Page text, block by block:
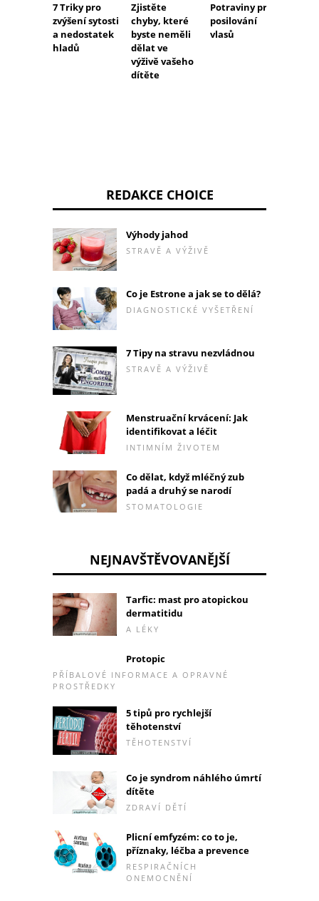
7 Triky pro
zvýšení sytosti
a nedostatek
hladů
Zjistěte
chyby, které
byste neměli
dělat ve
výživě vašeho
dítěte
Potraviny pro
posilování
vlasů
REDAKCE CHOICE
Výhody jahod
STRAVĚ A VÝŽIVĚ
Co je Estrone a jak se to dělá?
DIAGNOSTICKÉ VYŠETŘENÍ
7 Tipy na stravu nezvládnou
STRAVĚ A VÝŽIVĚ
Menstruační krvácení: Jak
identifikovat a léčit
INTIMNÍM ŽIVOTEM
Co dělat, když mléčný zub
padá a druhý se narodí
STOMATOLOGIE
NEJNAVŠTĚVOVANĚJŠÍ
Tarfic: mast pro atopickou
dermatitidu
A LÉKY
Protopic
PŘÍBALOVÉ INFORMACE A OPRAVNÉ
PROSTŘEDKY
5 tipů pro rychlejší
těhotenství
TĚHOTENSTVÍ
Co je syndrom náhlého úmrtí
dítěte
ZDRAVÍ DĚTÍ
Plicní emfyzém: co to je,
příznaky, léčba a prevence
RESPIRAČNÍCH
ONEMOCNĚNÍ